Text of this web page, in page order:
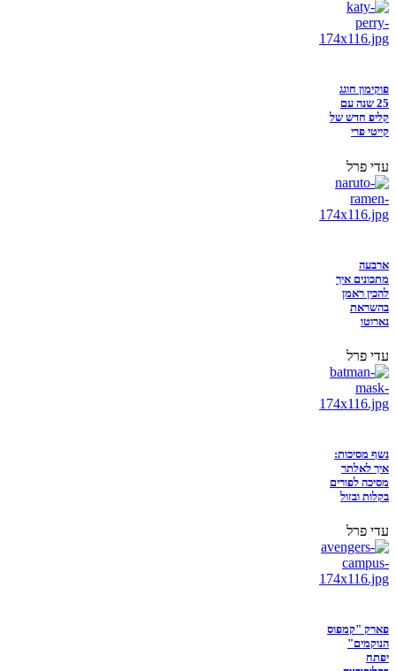
פוקימון חוגג
25 שנה עם
קליפ חדש של
קייטי פרי
עדי פרל
ארבעה
מתכונים איך
להכין ראמן
בהשראת
נארוטו
עדי פרל
נשף מסיכות:
איך לאלתר
מסיכה לפורים
בקלות ובזול
עדי פרל
פארק "קמפוס
הנוקמים"
יפתח